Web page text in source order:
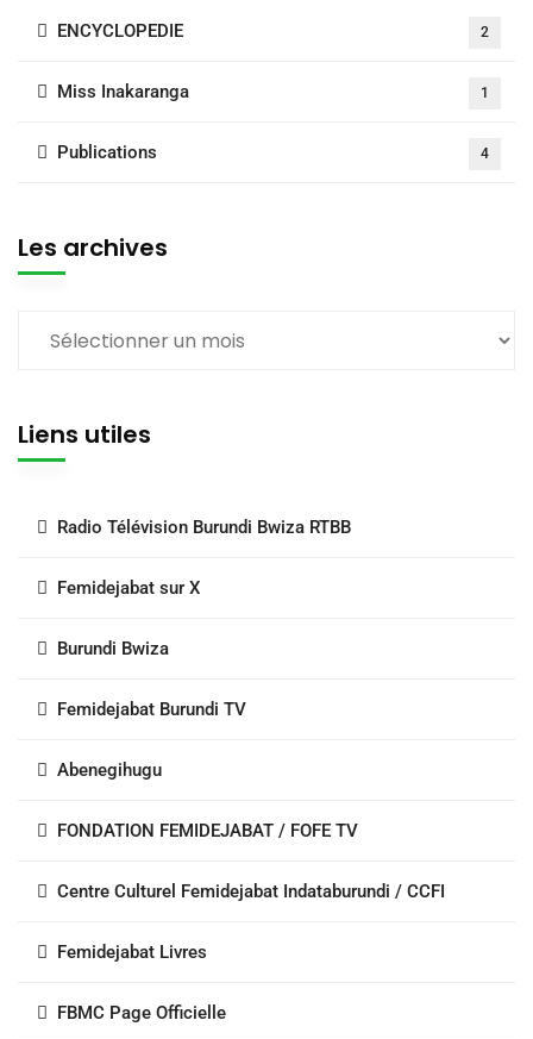
ENCYCLOPEDIE 2
Miss Inakaranga 1
Publications 4
Les archives
Liens utiles
Radio Télévision Burundi Bwiza RTBB
Femidejabat sur X
Burundi Bwiza
Femidejabat Burundi TV
Abenegihugu
FONDATION FEMIDEJABAT / FOFE TV
Centre Culturel Femidejabat Indataburundi / CCFI
Femidejabat Livres
FBMC Page Officielle